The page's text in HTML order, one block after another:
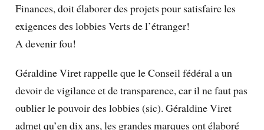
Finances, doit élaborer des projets pour satisfaire les
exigences des lobbies Verts de l’étranger!
A devenir fou!
Géraldine Viret rappelle que le Conseil fédéral a un
devoir de vigilance et de transparence, car il ne faut pas
oublier le pouvoir des lobbies (sic). Géraldine Viret
admet qu’en dix ans, les grandes marques ont élaboré